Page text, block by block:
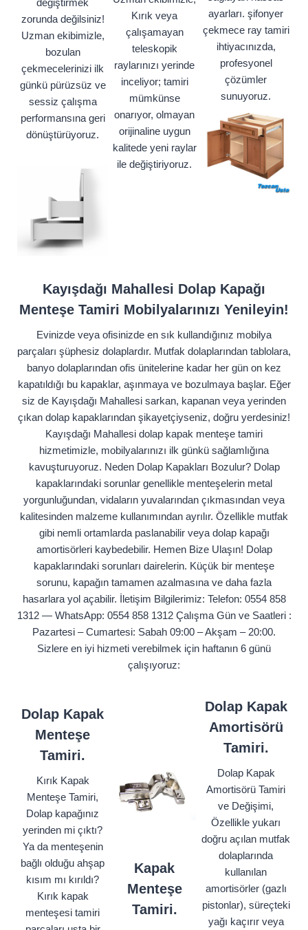
değiştirmek
zorunda değilsiniz!
Uzman ekibimizle,
bozulan
çekmecelerinizi ilk
günkü pürüzsüz ve
sessiz çalışma
performansına geri
dönüştürüyoruz.
Kırık veya
çalışamayan
teleskopik
raylarınızı yerinde
inceliyor; tamiri
mümkünse
onarıyor, olmayan
orijinaline uygun
kalitede yeni raylar
ile değiştiriyoruz.
ayarları. şifonyer
çekmece ray tamiri
ihtiyacınızda,
profesyonel
çözümler
sunuyoruz.
Kayışdağı Mahallesi Dolap Kapağı
Menteşe Tamiri Mobilyalarınızı Yenileyin!
Evinizde veya ofisinizde en sık kullandığınız mobilya
parçaları şüphesiz dolaplardır. Mutfak dolaplarından tablolara,
banyo dolaplarından ofis ünitelerine kadar her gün on kez
kapatıldığı bu kapaklar, aşınmaya ve bozulmaya başlar. Eğer
siz de Kayışdağı Mahallesi sarkan, kapanan veya yerinden
çıkan dolap kapaklarından şikayetçiyseniz, doğru yerdesiniz!
Kayışdağı Mahallesi dolap kapak menteşe tamiri
hizmetimizle, mobilyalarınızı ilk günkü sağlamlığına
kavuşturuyoruz. Neden Dolap Kapakları Bozulur? Dolap
kapaklarındaki sorunlar genellikle menteşelerin metal
yorgunluğundan, vidaların yuvalarından çıkmasından veya
kalitesinden malzeme kullanımından ayrılır. Özellikle mutfak
gibi nemli ortamlarda paslanabilir veya dolap kapağı
amortisörleri kaybedebilir. Hemen Bize Ulaşın! Dolap
kapaklarındaki sorunları dairelerin. Küçük bir menteşe
sorunu, kapağın tamamen azalmasına ve daha fazla
hasarlara yol açabilir. İletişim Bilgilerimiz: Telefon: 0554 858
1312 — WhatsApp: 0554 858 1312 Çalışma Gün ve Saatleri :
Pazartesi – Cumartesi: Sabah 09:00 – Akşam – 20:00.
Sizlere en iyi hizmeti verebilmek için haftanın 6 günü
çalışıyoruz:
Dolap Kapak
Menteşe
Tamiri.
Kırık Kapak
Menteşe Tamiri,
Dolap kapağınız
yerinden mi çıktı?
Ya da menteşenin
bağlı olduğu ahşap
kısım mı kırıldı?
Kırık kapak
menteşesi tamiri
Kapak
Menteşe
Tamiri.
Dolap Kapak
Amortisörü
Tamiri.
Dolap Kapak
Amortisörü Tamiri
ve Değişimi,
Özellikle yukarı
doğru açılan mutfak
dolaplarında
kullanılan
amortisörler (gazlı
pistonlar), süreçteki
yağı kaçırır veya